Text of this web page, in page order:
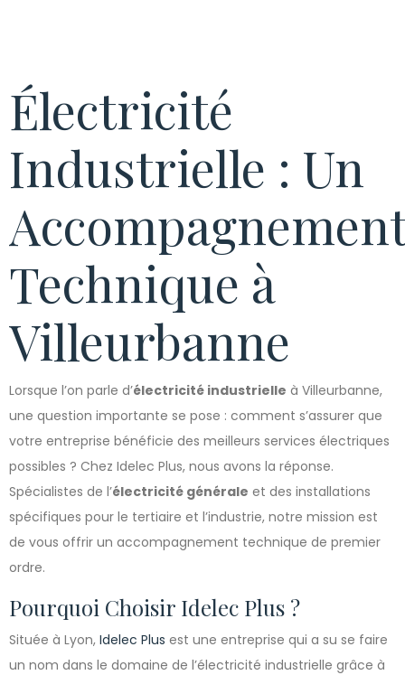
Électricité
Industrielle : Un
Technique à
Villeurbanne
Lorsque l’on parle d’électricité industrielle à Villeurbanne,
une question importante se pose : comment s’assurer que
votre entreprise bénéficie des meilleurs services électriques
possibles ? Chez Idelec Plus, nous avons la réponse.
Spécialistes de l’électricité générale et des installations
spécifiques pour le tertiaire et l’industrie, notre mission est
de vous offrir un accompagnement technique de premier
ordre.
Pourquoi Choisir Idelec Plus ?
Située à Lyon, Idelec Plus est une entreprise qui a su se faire
un nom dans le domaine de l’électricité industrielle grâce à